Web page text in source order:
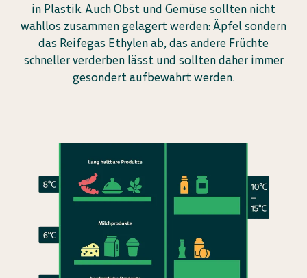
in Plastik. Auch Obst und Gemüse sollten nicht
wahllos zusammen gelagert werden: Äpfel sondern
das Reifegas Ethylen ab, das andere Früchte
schneller verderben lässt und sollten daher immer
gesondert aufbewahrt werden.